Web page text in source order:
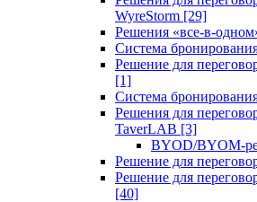
WyreStorm [29]
Решения «все-в-
Система
Решение для
[1]
Система
Решения для
TaverLAB [3]
BYOD/BYOM-
Решение для
Решение для
[40]